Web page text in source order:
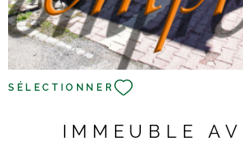
SÉLECTIONNER
IMMEUBLE